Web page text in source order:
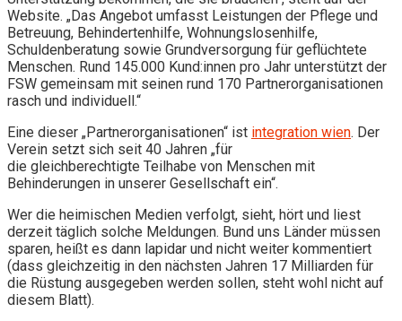
Website. „Das Angebot umfasst Leistungen der Pflege und
Betreuung, Behindertenhilfe, Wohnungslosenhilfe,
Schuldenberatung sowie Grundversorgung für geflüchtete
Menschen. Rund 145.000 Kund:innen pro Jahr unterstützt der
FSW gemeinsam mit seinen rund 170 Partnerorganisationen
rasch und individuell.“
Eine dieser „Partnerorganisationen“ ist integration wien. Der
Verein setzt sich seit 40 Jahren „für
die gleichberechtigte Teilhabe von Menschen mit
Behinderungen in unserer Gesellschaft ein“.
Wer die heimischen Medien verfolgt, sieht, hört und liest
derzeit täglich solche Meldungen. Bund uns Länder müssen
sparen, heißt es dann lapidar und nicht weiter kommentiert
(dass gleichzeitig in den nächsten Jahren 17 Milliarden für
die Rüstung ausgegeben werden sollen, steht wohl nicht auf
diesem Blatt).